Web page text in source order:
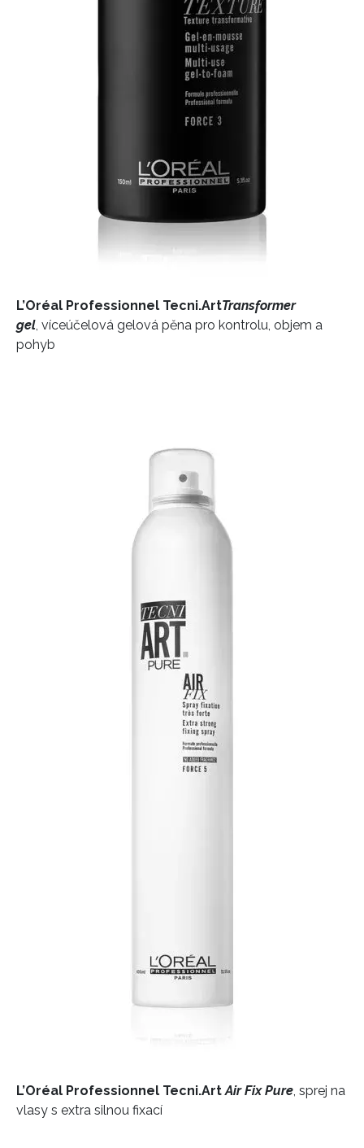
L’Oréal Professionnel Tecni.ArtTransformer
gel, víceúčelová gelová pěna pro kontrolu, objem a
pohyb
L’Oréal Professionnel Tecni.ArtAir Fix Pure, sprej na
vlasy s extra silnou fixací